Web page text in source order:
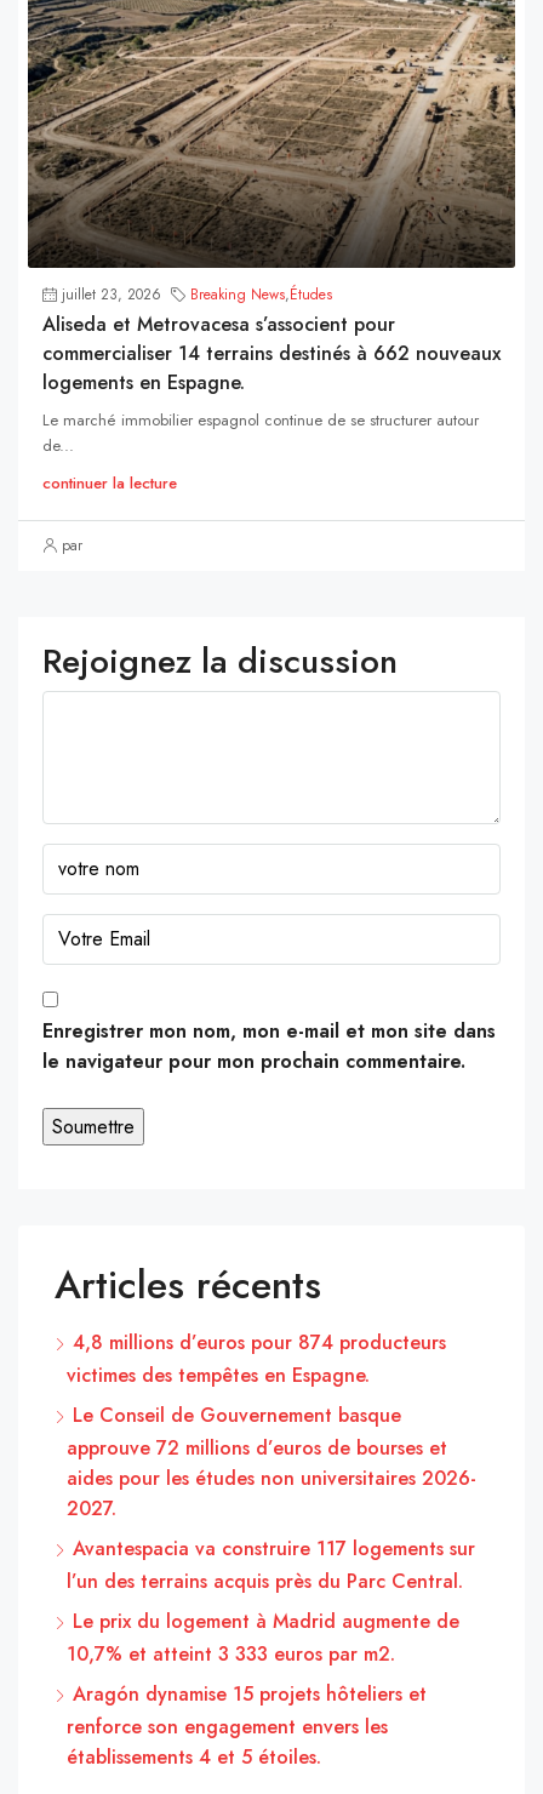
juillet 23, 2026 Breaking News,Études
Aliseda et Metrovacesa s’associent pour
commercialiser 14 terrains destinés à 662 nouveaux
logements en Espagne.
Le marché immobilier espagnol continue de se structurer autour
de...
continuer la lecture
par
Rejoignez la discussion
Enregistrer mon nom, mon e-mail et mon site dans
le navigateur pour mon prochain commentaire.
Articles récents
4,8 millions d’euros pour 874 producteurs
victimes des tempêtes en Espagne.
Le Conseil de Gouvernement basque
approuve 72 millions d’euros de bourses et
aides pour les études non universitaires 2026-
2027.
Avantespacia va construire 117 logements sur
l’un des terrains acquis près du Parc Central.
Le prix du logement à Madrid augmente de
10,7% et atteint 3 333 euros par m2.
Aragón dynamise 15 projets hôteliers et
renforce son engagement envers les
établissements 4 et 5 étoiles.